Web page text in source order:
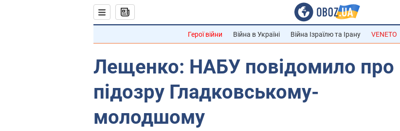
Герої війни Війна в Україні Війна Ізраїлю та Ірану VENETO
Лещенко: НАБУ повідомило про
підозру Гладковському-
молодшому